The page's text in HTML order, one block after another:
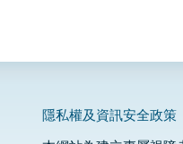
隱私權及資訊安全政策